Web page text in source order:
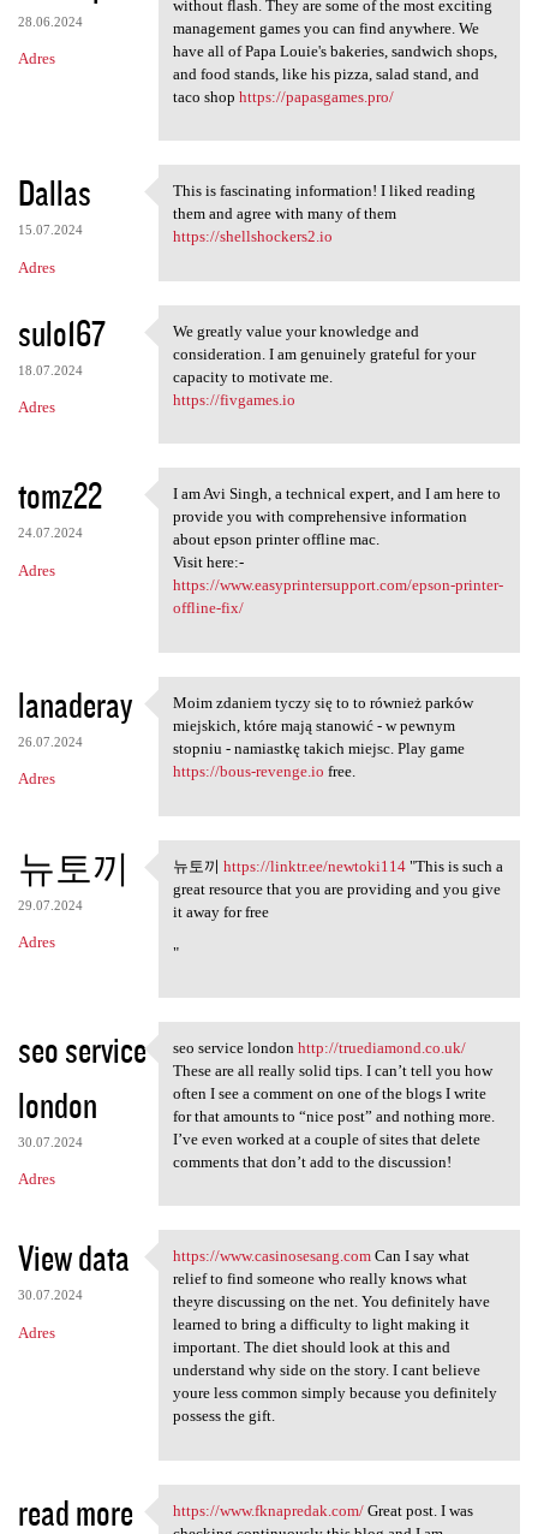
28.06.2024
Adres
without flash. They are some of the most exciting
management games you can find anywhere. We
have all of Papa Louie's bakeries, sandwich shops,
and food stands, like his pizza, salad stand, and
taco shop https://papasgames.pro/
Dallas
15.07.2024
Adres
This is fascinating
This is fascinating information! I liked reading
them and agree with many of them
https://shellshockers2.io
sulo167
18.07.2024
Adres
We greatly value your
We greatly value your knowledge and
consideration. I am genuinely grateful for your
capacity to motivate me.
https://fivgames.io
tomz22
24.07.2024
Adres
I am Avi Singh, a technical
I am Avi Singh, a technical expert, and I am here to
provide you with comprehensive information
about epson printer offline mac.
Visit here:-
https://www.easyprintersupport.com/epson-printer-
offline-fix/
lanaderay
26.07.2024
Adres
Moim zdaniem tyczy się to to
Moim zdaniem tyczy się to to również parków
miejskich, które mają stanowić - w pewnym
stopniu - namiastkę takich miejsc. Play game
https://bous-revenge.io free.
뉴토끼
29.07.2024
Adres
뉴토끼 https://linktr.ee
뉴토끼 https://linktr.ee/newtoki114"This is such a
great resource that you are providing and you give
it away for free
"
seo service
london
30.07.2024
Adres
seo service london http:/
seo service london http://truediamond.co.uk/
These are all really solid tips. I can’t tell you how
often I see a comment on one of the blogs I write
for that amounts to “nice post” and nothing more.
I’ve even worked at a couple of sites that delete
comments that don’t add to the discussion!
View data
30.07.2024
Adres
https://www.casinosesang.com
https://www.casinosesang.comCan I say what
relief to find someone who really knows what
theyre discussing on the net. You definitely have
learned to bring a difficulty to light making it
important. The diet should look at this and
understand why side on the story. I cant believe
youre less common simply because you definitely
possess the gift.
read more https://www.fknapredak.com/Great post. I was